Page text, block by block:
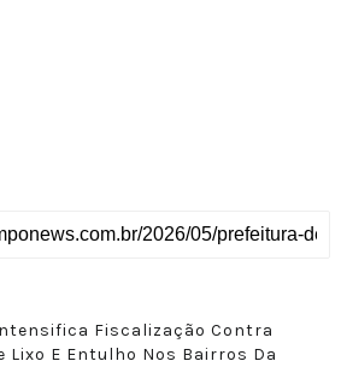
Fiscalização Contra
E Entulho Nos Bairros Da